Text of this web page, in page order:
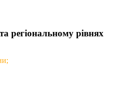
регіональному рівнях